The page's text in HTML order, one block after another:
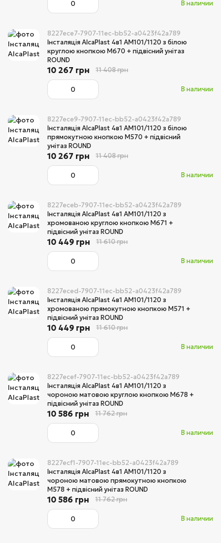
В наличии
8227ece7-7907-11ec-bb52-a0423f42a789
Інсталяція AlcaPlast 4в1 AM101/1120 з білою
круглою кнопкою M670 + підвісний унітаз
ROUND
В наличии
10 267 грн 11 408 грн
8227ece9-7907-11ec-bb52-a0423f42a789
Інсталяція AlcaPlast 4в1 AM101/1120 з білою
прямокутною кнопкою M570 + підвісний
унітаз ROUND
В наличии
10 267 грн 11 408 грн
8227eceb-7907-11ec-bb52-a0423f42a789
Інсталяція AlcaPlast 4в1 AM101/1120 з
хромованою круглою кнопкою M671 +
підвісний унітаз ROUND
В наличии
10 449 грн 11 610 грн
8227eced-7907-11ec-bb52-a0423f42a789
Інсталяція AlcaPlast 4в1 AM101/1120 з
хромованою прямокутною кнопкою M571 +
підвісний унітаз ROUND
В наличии
10 449 грн 11 610 грн
8227ecef-7907-11ec-bb52-a0423f42a789
Інсталяція AlcaPlast 4в1 AM101/1120 з
чороною матовою круглою кнопкою M678 +
підвісний унітаз ROUND
В наличии
10 586 грн 11 762 грн
8227ecf1-7907-11ec-bb52-a0423f42a789
Інсталяція AlcaPlast 4в1 AM101/1120 з
чороною матовою прямокутною кнопкою
M578 + підвісний унітаз ROUND
В наличии
10 586 грн 11 762 грн